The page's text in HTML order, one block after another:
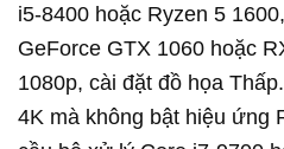
i5-8400 hoặc Ryzen 5
GeForce GTX 1060 hoặc
1080p, cài đặt đồ họa
4K mà không bật hiệu ứng